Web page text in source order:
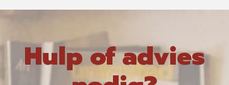
Hulp of advies